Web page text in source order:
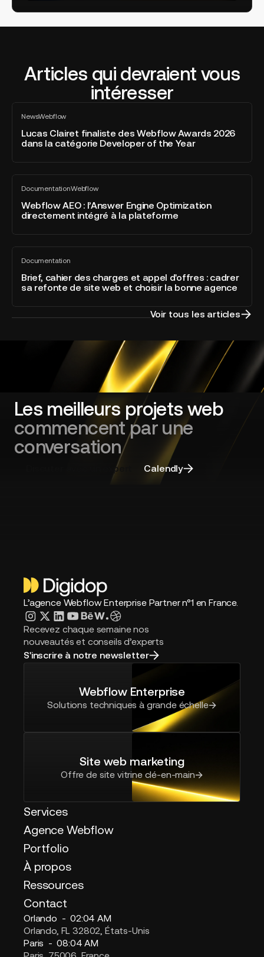
Articles qui devraient vous
intéresser
NewsWebflow
Tout
voir
Lucas Clairet finaliste des Webflow Awards 2026
dans la catégorie Developer of the Year
Lucas
Clairet
finaliste
des
dans
catégorie
Developer
of
the
DocumentationWebflow
Tout
voir
Webflow AEO : l’Answer Engine Optimization
directement intégré à la plateforme
Webflow
AEO
l’Answer
intégré
plateforme
Documentation
Tout
voir
Brief, cahier des charges et appel d'offres : cadrer
sa refonte de site web et choisir la bonne agence
Brief,
cahier
des
charges
site
web
et
choisir
la
Voir tous les articles
Les meilleurs projets web
commencent par une
conversation
Discuter avec un expert Calendly
L’agence Webflow Enterprise Partner n°1 en France.
Recevez chaque semaine nos
nouveautés et conseils d’experts
S'inscrire à notre newsletter
Webflow Enterprise
Solutions techniques à grande échelle
Site web marketing
Offre de site vitrine clé-en-main
Services
Agence Webflow
Portfolio
À propos
Ressources
Contact
Orlando -02:04 AM
Orlando, FL 32802, États-Unis
Paris -08:04 AM